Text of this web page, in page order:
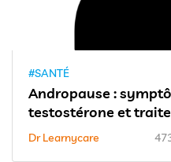
#SANTÉ
Andropause :
testostérone et
Dr Learnycare